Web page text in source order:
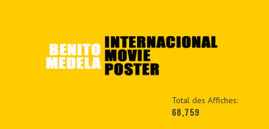
Total des Affiches:
68,759